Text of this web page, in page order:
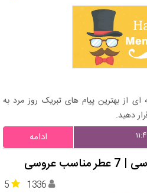
از بهترین پیام های تبریک روز مرد به
دهید.
ادامه
عروسی
5 1336